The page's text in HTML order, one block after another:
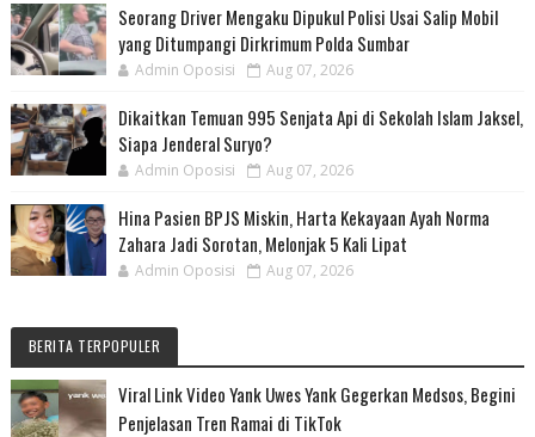
Seorang Driver Mengaku Dipukul Polisi Usai Salip Mobil
yang Ditumpangi Dirkrimum Polda Sumbar
Admin Oposisi Aug 07, 2026
Dikaitkan Temuan 995 Senjata Api di Sekolah Islam Jaksel,
Siapa Jenderal Suryo?
Admin Oposisi Aug 07, 2026
Hina Pasien BPJS Miskin, Harta Kekayaan Ayah Norma
Zahara Jadi Sorotan, Melonjak 5 Kali Lipat
Admin Oposisi Aug 07, 2026
BERITA TERPOPULER
Viral Link Video Yank Uwes Yank Gegerkan Medsos, Begini
Penjelasan Tren Ramai di TikTok